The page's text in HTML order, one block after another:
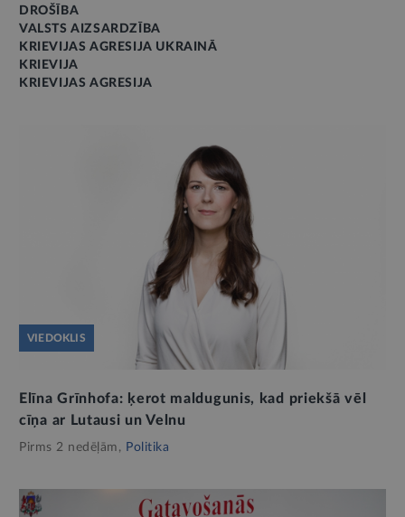
DROŠĪBA
VALSTS AIZSARDZĪBA
KRIEVIJAS AGRESIJA UKRAINĀ
KRIEVIJA
KRIEVIJAS AGRESIJA
VIEDOKLIS
Elīna Grīnhofa: ķerot maldugunis, kad priekšā vēl
cīņa ar Lutausi un Velnu
Pirms 2 nedēļām, Politika